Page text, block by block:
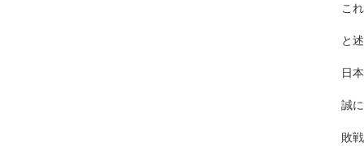
こ
と
日
誠
敗